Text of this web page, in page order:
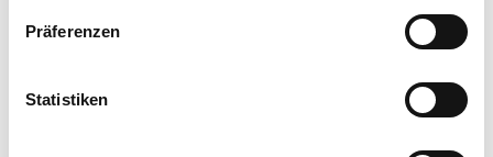
Präferenzen
Statistiken
Diese blaue, neutral gehaltenen
ohne Werbung